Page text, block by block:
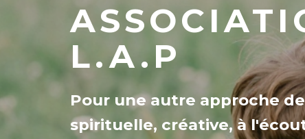
L.A.P
Pour une autre approche
spirituelle, créative, à